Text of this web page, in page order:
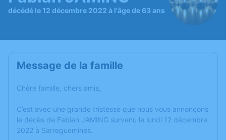
décédé le 12 décembre 2022 à l'âge de 63 ans
Message de la famille
Chère famille, chers amis,
C’est avec une grande tristesse que nous vous annonçons
le décès de Fabian JAMING survenu le lundi 12 décembre
2022 à Sarreguemines.